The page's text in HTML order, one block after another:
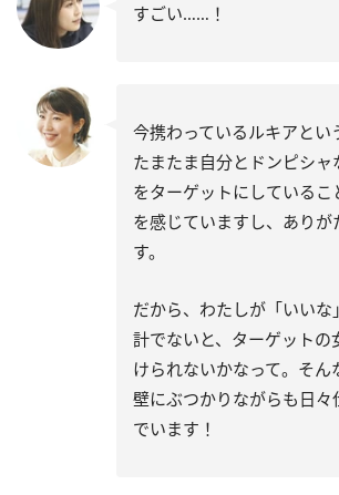
すごい……！
今携わっているルキアとい
たまたま自分とドンピシャ
をターゲットにしているこ
を感じていますし、ありが
す。
だから、わたしが「いいな
計でないと、ターゲットの
けられないかなって。そん
壁にぶつかりながらも日々
でいます！